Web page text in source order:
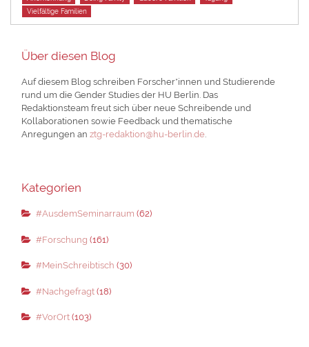
Vielfältige Familien
Über diesen Blog
Auf diesem Blog schreiben Forscher*innen und Studierende
rund um die Gender Studies der HU Berlin. Das
Redaktionsteam freut sich über neue Schreibende und
Kollaborationen sowie Feedback und thematische
Anregungen anztg-redaktion@hu-berlin.de.
Kategorien
#AusdemSeminarraum (62)
#Forschung (161)
#MeinSchreibtisch (30)
#Nachgefragt(18)
#VorOrt(103)